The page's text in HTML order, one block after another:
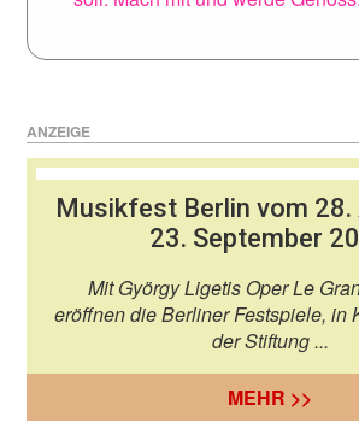
ANZEIGE
Musikfest Berlin vom 28.
23. September
Mit György Ligetis Oper Le
eröffnen die Berliner Festspiele, in
der Stiftung ...
MEHR >>